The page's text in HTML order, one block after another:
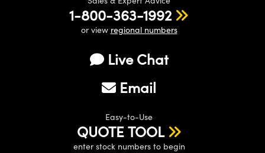
1-800-363-1992
or view regional numbers
Live Chat
Email
Easy-to-Use
QUOTE TOOL
enter stock numbers to begin